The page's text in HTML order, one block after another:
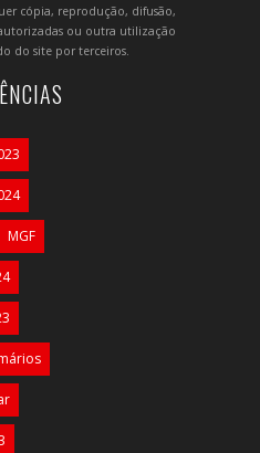
cópia, reprodução, difusão,
ou outra utilização
do site por terceiros.
MGF